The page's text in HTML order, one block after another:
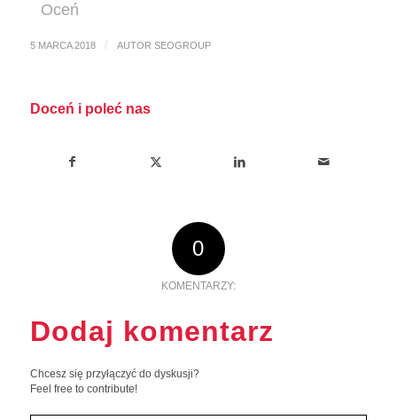
Oceń
5 MARCA 2018 / AUTOR SEOGROUP
Doceń i poleć nas
0
KOMENTARZY:
Dodaj komentarz
Chcesz się przyłączyć do dyskusji?
Feel free to contribute!